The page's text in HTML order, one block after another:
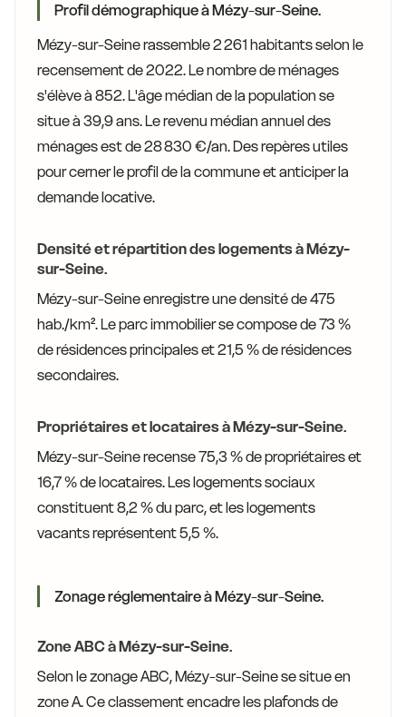
Profil démographique à Mézy-sur-Seine.
Mézy-sur-Seine rassemble 2 261 habitants selon le
recensement de 2022. Le nombre de ménages
s'élève à 852. L'âge médian de la population se
situe à 39,9 ans. Le revenu médian annuel des
ménages est de 28 830 €/an. Des repères utiles
pour cerner le profil de la commune et anticiper la
demande locative.
Densité et répartition des logements à Mézy-
sur-Seine.
Mézy-sur-Seine enregistre une densité de 475
hab./km². Le parc immobilier se compose de 73 %
de résidences principales et 21,5 % de résidences
secondaires.
Propriétaires et locataires à Mézy-sur-Seine.
Mézy-sur-Seine recense 75,3 % de propriétaires et
16,7 % de locataires. Les logements sociaux
constituent 8,2 % du parc, et les logements
vacants représentent 5,5 %.
Zonage réglementaire à Mézy-sur-Seine.
Zone ABC à Mézy-sur-Seine.
Selon le zonage ABC, Mézy-sur-Seine se situe en
zone A. Ce classement encadre les plafonds de